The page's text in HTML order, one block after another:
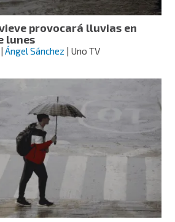
provocará lluvias en
lunes
|Ángel Sánchez | Uno TV
Genevieve
provocará
lluvias
todo
México
lunes